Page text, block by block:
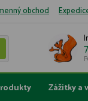
obchod
Zážitky a